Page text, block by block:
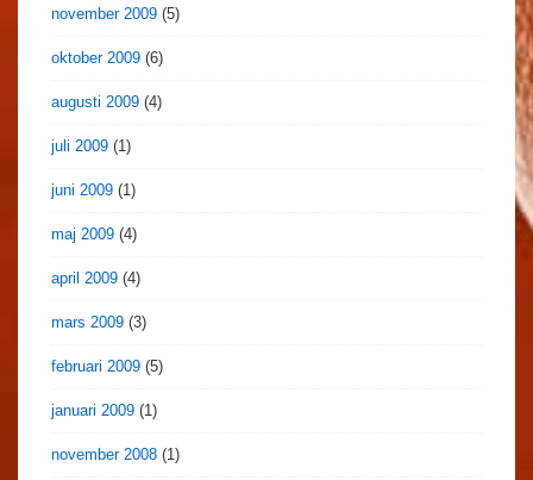
november 2009 (5)
oktober 2009 (6)
augusti 2009 (4)
juli 2009 (1)
juni 2009 (1)
maj 2009 (4)
april 2009 (4)
mars 2009 (3)
februari 2009 (5)
januari 2009 (1)
november 2008 (1)